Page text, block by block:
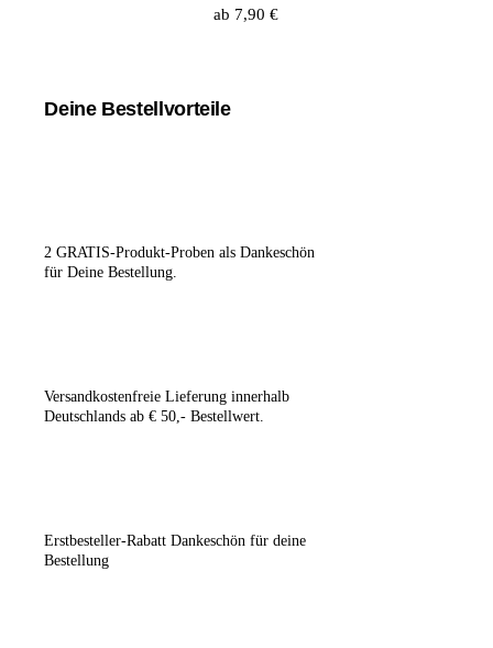
ab 7,90€
Deine Bestellvorteile
2 GRA­TIS-Pro­dukt-Pro­ben als Dan­ke­schön
für Dei­ne Bestellung.
Ver­sand­kos­ten­freie Lie­fe­runginner­halb
Deutsch­lands ab € 50,- Bestellwert.
Erst­be­stel­ler-Rabatt Dan­ke­schön für dei­ne
Bestellung